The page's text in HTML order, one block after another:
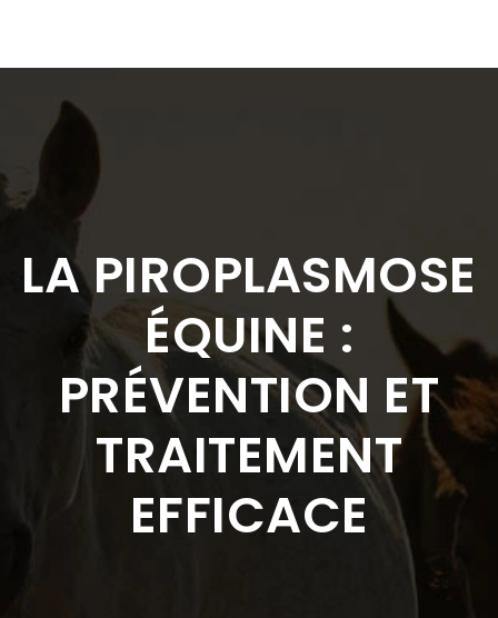
LA PIROPLASMOSE
ÉQUINE :
PRÉVENTION ET
TRAITEMENT
EFFICACE